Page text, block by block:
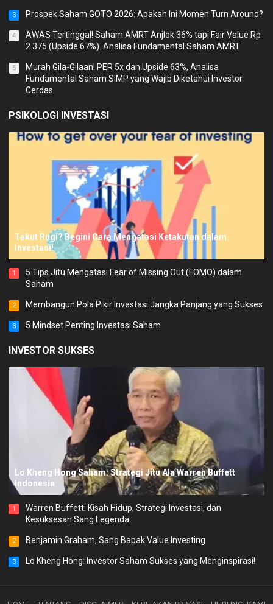
3 Prospek Saham GOTO 2026: Apakah Ini Momen Turn Around?
4
AWAS Tertinggal! Saham AMRT Anjlok 36% tapi Fair Value Rp
2.375 (Upside 67%). Analisa Fundamental Saham AMRT
5
Murah Gila-Gilaan! PER 5x dan Upside 63%, Analisa
Fundamental Saham SIMP yang Wajib Diketahui Investor
Cerdas
PSIKOLOGI INVESTASI
Takut Rugi? Begini Cara Mengatasi Ketakutan dalam
Investasi!
1
5 Tips Jitu Mengatasi Fear of Missing Out (FOMO) dalam
Saham
2 Membangun Pola Pikir Investasi Jangka Panjang yang Sukses
3 5 Mindset Penting Investasi Saham
INVESTOR SUKSES
Lo Kheng Hong Saham: Strategi Jitu Ala Warren Buffett
Indonesia
1
Warren Buffett: Kisah Hidup, Strategi Investasi, dan
Kesuksesan Sang Legenda
2 Benjamin Graham, Sang Bapak Value Investing
3 Lo Kheng Hong: Investor Saham Sukses yang Menginspirasi!